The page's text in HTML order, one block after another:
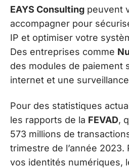
EAYS Consulting peuvent
accompagner pour
IP et optimiser votre
Des entreprises comme
des modules de paiement
internet et une
Pour des statistiques
les rapports de la FEVAD,
573 millions de
trimestre de l’année
vos identités numériques,